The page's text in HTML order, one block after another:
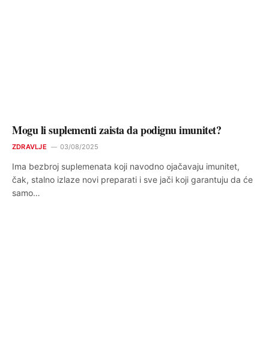
Mogu li suplementi zaista da podignu imunitet?
ZDRAVLJE 03/08/2025
Ima bezbroj suplemenata koji navodno ojačavaju imunitet,
čak, stalno izlaze novi preparati i sve jači koji garantuju da će
samo…